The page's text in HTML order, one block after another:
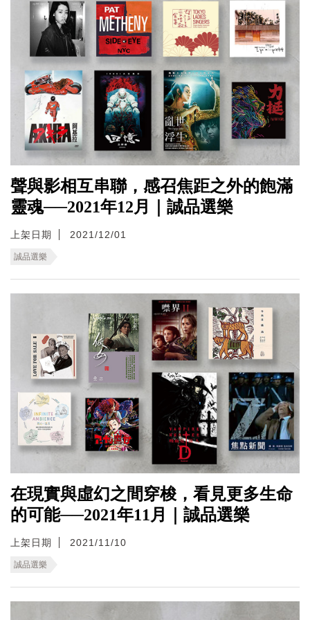
聲與影相互串聯，感召焦距之外的飽滿
靈魂──2021年12月｜誠品選樂
上架日期 2021/12/01
誠品選樂
在現實與虛幻之間穿梭，看見更多生命
的可能──2021年11月｜誠品選樂
上架日期 2021/11/10
誠品選樂